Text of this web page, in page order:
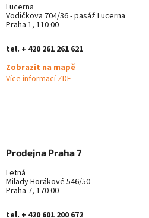
Lucerna
Vodičkova 704/36 - pasáž Lucerna
Praha 1, 110 00
tel. + 420 261 261 621
Zobrazit na mapě
Více informací ZDE
Prodejna Praha 7
Letná
Milady Horákové 546/50
Praha 7, 170 00
tel. + 420 601 200 672